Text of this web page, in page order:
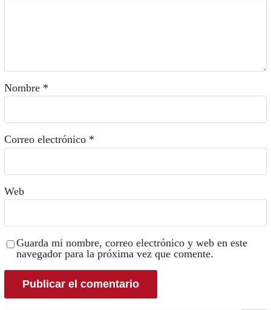
Nombre *
Correo electrónico *
Web
Guarda mi nombre, correo electrónico y web en este
navegador para la próxima vez que comente.